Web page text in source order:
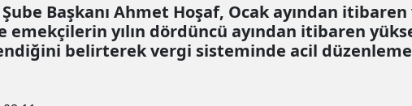
Başkanı Ahmet Hoşaf, Ocak ayından
emekçilerin yılın dördüncü ayından itibaren
belirterek vergi sisteminde acil düzenleme